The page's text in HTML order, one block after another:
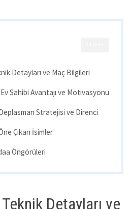
Detayları ve Maç Bilgileri
Sahibi Avantajı ve Motivasyonu
Stratejisi ve Direnci
Çıkan İsimler
Öngörüleri
Detayları ve